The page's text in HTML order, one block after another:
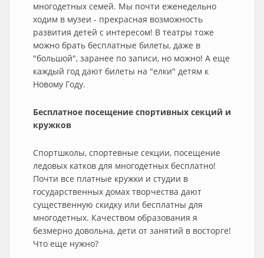
многодетных семей. Мы почти еженедельно
ходим в музеи - прекрасная возможность
развития детей с интересом! В театры тоже
можно брать бесплатные билеты, даже в
"большой", заранее по записи, но можно! А еще
каждый год дают билеты на "елки" детям к
Новому Году.
Бесплатное посещение спортивных секций и
кружков
Спортшколы, спортевные секции, посещение
ледовых катков для многодетных бесплатно!
Почти все платные кружки и студии в
государственных домах творчества дают
существенную скидку или бесплатны для
многодетных. Качеством образования я
безмерно довольна, дети от занятий в восторге!
Что еще нужно?